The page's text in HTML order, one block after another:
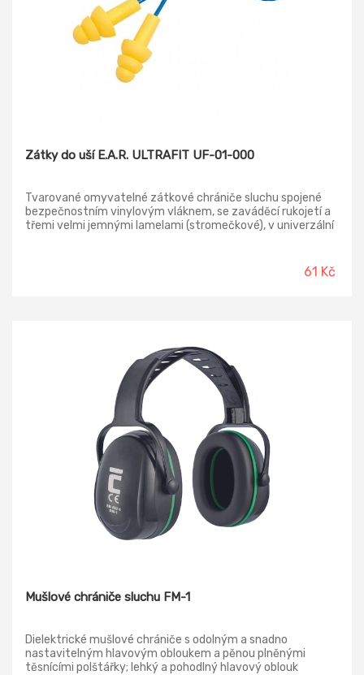
Zátky do uší E.A.R. ULTRAFIT UF-01-000
Tvarované omyvatelné zátkové chrániče sluchu spojené
bezpečnostním vinylovým vláknem, se zaváděcí rukojetí a
třemi velmi jemnými lamelami (stromečkové), v univerzální
61 Kč
Mušlové chrániče sluchu FM-1
Dielektrické mušlové chrániče s odolným a snadno
nastavitelným hlavovým obloukem a pěnou plněnými
těsnícími polštářky; lehký a pohodlný hlavový oblouk